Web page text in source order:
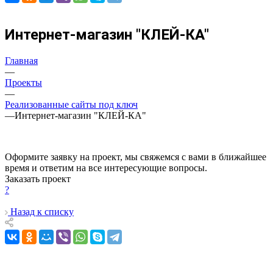
Интернет-магазин "КЛЕЙ-КА"
Главная
—
Проекты
—
Реализованные сайты под ключ
—Интернет-магазин "КЛЕЙ-КА"
Оформите заявку на проект, мы свяжемся с вами в ближайшее
время и ответим на все интересующие вопросы.
Заказать проект
?
Назад к списку